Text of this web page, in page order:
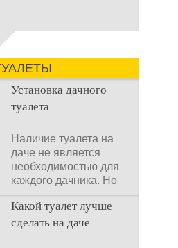
Тверь - важнейший
сточных вод в частных
Установка дачного
туалета
Наличие туалета на
даче не является
необходимостью для
каждого дачника. Но
многие люди думают,
что
Какой туалет лучше
сделать на даче